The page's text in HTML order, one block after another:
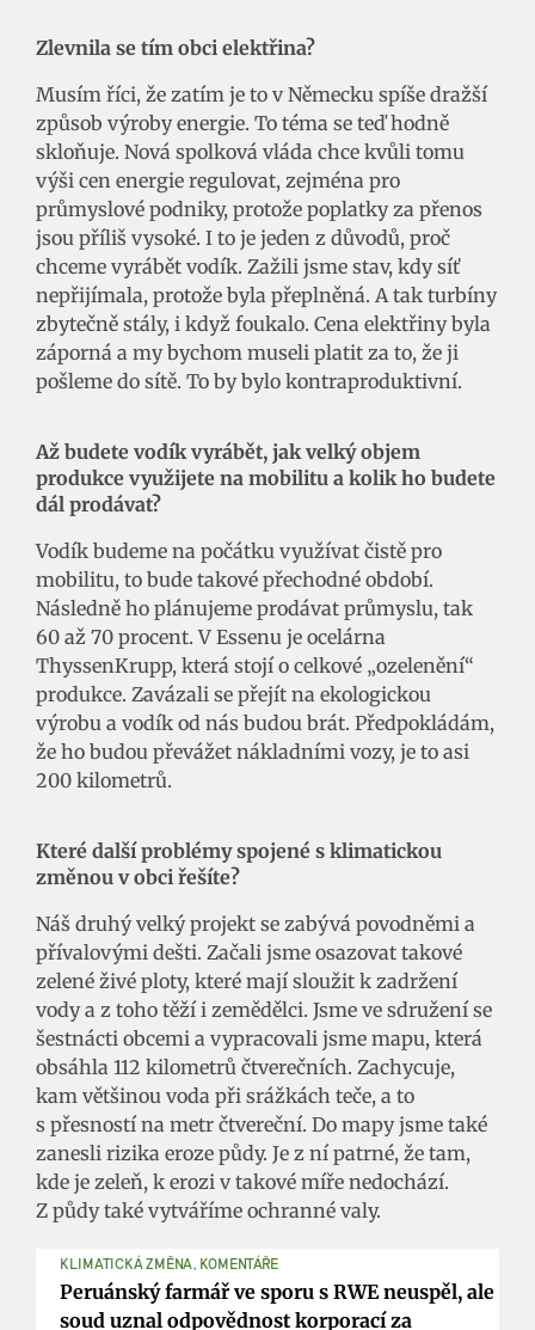
Zlevnila se tím obci elektřina?
Musím říci, že zatím je to v Německu spíše dražší
způsob výroby energie. To téma se teď hodně
skloňuje. Nová spolková vláda chce kvůli tomu
výši cen energie regulovat, zejména pro
průmyslové podniky, protože poplatky za přenos
jsou příliš vysoké. I to je jeden z důvodů, proč
chceme vyrábět vodík. Zažili jsme stav, kdy síť
nepřijímala, protože byla přeplněná. A tak turbíny
zbytečně stály, i když foukalo. Cena elektřiny byla
záporná a my bychom museli platit za to, že ji
pošleme do sítě. To by bylo kontraproduktivní.
Až budete vodík vyrábět, jak velký objem
produkce využijete na mobilitu a kolik ho budete
dál prodávat?
Vodík budeme na počátku využívat čistě pro
mobilitu, to bude takové přechodné období.
Následně ho plánujeme prodávat průmyslu, tak
60 až 70 procent. V Essenu je ocelárna
ThyssenKrupp, která stojí o celkové „ozelenění“
produkce. Zavázali se přejít na ekologickou
výrobu a vodík od nás budou brát. Předpokládám,
že ho budou převážet nákladními vozy, je to asi
200 kilometrů.
Které další problémy spojené s klimatickou
změnou v obci řešíte?
Náš druhý velký projekt se zabývá povodněmi a
přívalovými dešti. Začali jsme osazovat takové
zelené živé ploty, které mají sloužit k zadržení
vody a z toho těží i zemědělci. Jsme ve sdružení se
šestnácti obcemi a vypracovali jsme mapu, která
obsáhla 112 kilometrů čtverečních. Zachycuje,
kam většinou voda při srážkách teče, a to
s přesností na metr čtvereční. Do mapy jsme také
zanesli rizika eroze půdy. Je z ní patrné, že tam,
kde je zeleň, k erozi v takové míře nedochází.
Z půdy také vytváříme ochranné valy.
KLIMATICKÁ ZMĚNA, KOMENTÁŘE
Peruánský farmář ve sporu s RWE neuspěl, ale
soud uznal odpovědnost korporací za